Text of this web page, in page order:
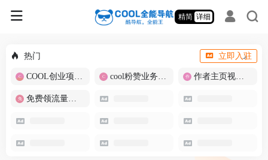
精简 详细
热门 立即入驻
COOL创业项目商城 cool粉赞业务商城【爆粉引流】 作者主页视频批量提取
免费领流量卡-包邮